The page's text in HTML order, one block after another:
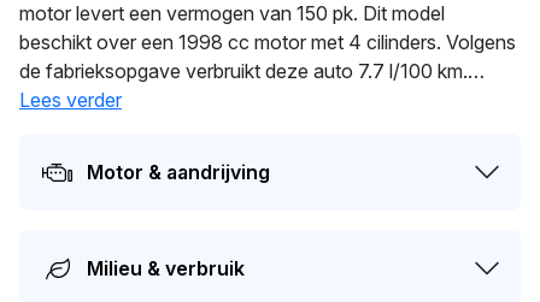
motor levert een vermogen van 150 pk. Dit model
beschikt over een 1998 cc motor met 4 cilinders. Volgens
de fabrieksopgave verbruikt deze auto 7.7 l/100 km.
Dankzij 1.495 kg ligt deze auto stevig op de weg. De
De APK is geldig tot 20-07-2027. Dit voertuig heeft 1
eigenaren gehad in het verleden. De marktwaarde van
Lees verder
Motor & aandrijving
Milieu & verbruik